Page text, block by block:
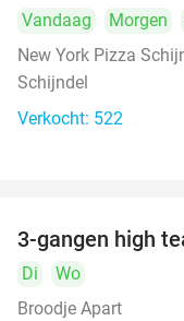
Vandaag Morgen
New York Pizza
Schijndel
Verkocht: 522
3-gangen high
Di
Wo
Broodje Apart